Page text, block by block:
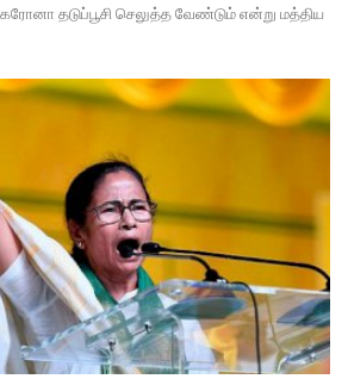
தடுப்பூசி செலுத்த வேண்டும் என்று மத்திய